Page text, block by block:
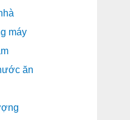
máy
ăn